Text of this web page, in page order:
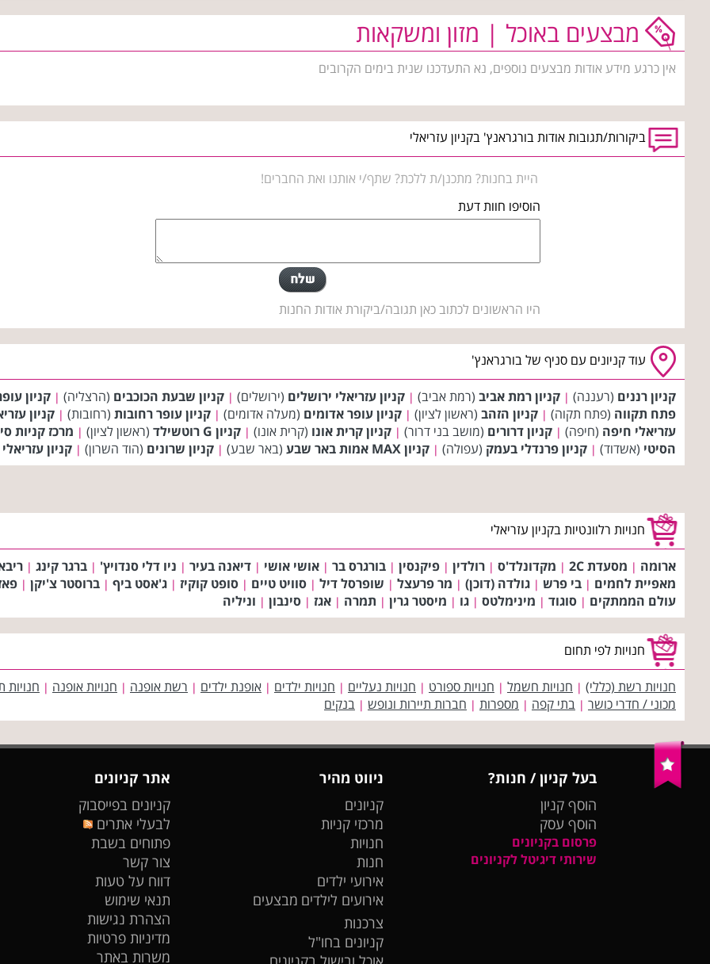
מבצעים באוכל | מזון ומשקאות
אין כרגע מידע אודות מבצעים נוספים, נא התעדכנו שנית בימים הקרובים
ביקורות/תגובות אודות בורגראנץ' בקניון עזריאלי
היית בחנות? מתכנן/ת ללכת? שתף/י אותנו ואת החברים!
הוסיפו חוות דעת
היו הראשונים לכתוב כאן תגובה/ביקורת אודות החנות
עוד קניונים עם סניף של בורגראנץ'
קניון רננים (רעננה) | קניון רמת אביב (רמת אביב) | קניון עזריאלי ירושלים (ירושלים) | קניון שבעת הכוכבים (הרצליה) | קניון
פתח תקווה (פתח תקוה) | קניון הזהב (ראשון לציון) | קניון עופר אדומים (מעלה אדומים) | קניון עופר רחובות (רחובות) | קניון
עזריאלי חיפה (חיפה) | קניון דרורים (מושב בני דרור) | קניון קרית אונו (קרית אונו) | קניון G רוטשילד (ראשון לציון) | מרכז קניות
הסיטי (אשדוד) | קניון פרנדלי בעמק (עפולה) | קניון MAX אמות באר שבע (באר שבע) | קניון שרונים (הוד השרון) | קניון
חנויות רלוונטיות בקניון עזריאלי
ארומה | מסעדת 2C | מקדונלד'ס | רולדין | פיקנסין | בורגרס בר | אושי אושי | דיאנה בעיר | ניו דלי סנדויץ' | ברגר קינג |
מאפיית לחמים | בי פרש | גולדה (דוכן) | מר פרעצל | שופרסל דיל | סוויט טיים | סופט קוקיז | ג'אסט ביף | ברוסטר צ'יקן |
עולם הממתקים | סוגוד | מינימלטס | גו | מיסטר גרין | תמרה | אגז | סינבון | וניליה
חנויות לפי תחום
חנויות רשת (כללי) | חנויות חשמל | חנויות ספורט | חנויות נעליים | חנויות ילדים | אופנת ילדים | רשת אופנה | חנויות אופנה | חנויות
מכוני / חדרי כושר | בתי קפה | מספרות | חברות תיירות ונופש | בנקים
בעל קניון / חנות?
הוסף קניון
הוסף עסק
פרסום בקניונים
שירותי דיגיטל לקניונים
ניווט מהיר
קניונים
מרכזי קניות
חנויות
חנות
אירועי ילדים
אירועים לילדים מבצעים
צרכנות
קניונים בחו"ל
אתר קניונים
קניונים בפייסבוק
לבעלי אתרים
פתוחים בשבת
צור קשר
דווח על טעות
תנאי שימוש
הצהרת נגישות
מדיניות פרטיות
משרות באתר